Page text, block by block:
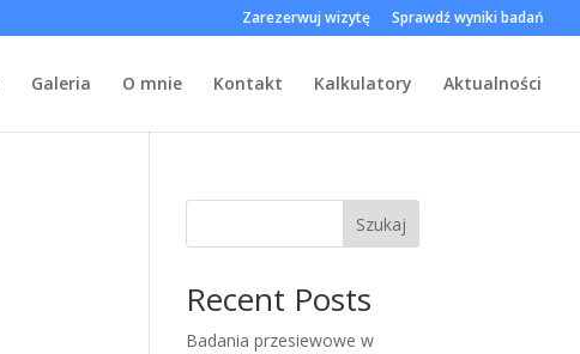
Zarezerwuj wizytę Sprawdź wyniki badań
Galeria O mnie Kontakt Kalkulatory Aktualności
Szukaj
Recent Posts
Badania przesiewowe w